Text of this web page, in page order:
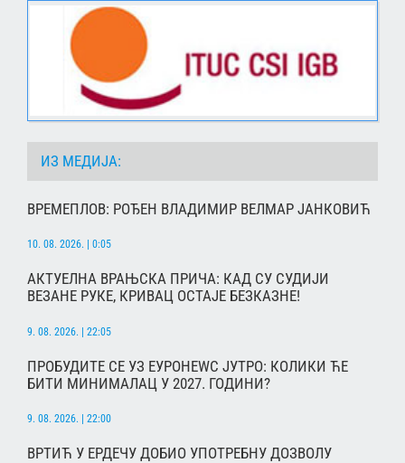
ИЗ МЕДИЈА:
ВРЕМЕПЛОВ: РОЂЕН ВЛАДИМИР ВЕЛМАР ЈАНКОВИЋ
10. 08. 2026. | 0:05
АКТУЕЛНА ВРАЊСКА ПРИЧА: КАД СУ СУДИЈИ
ВЕЗАНЕ РУКЕ, КРИВАЦ ОСТАЈЕ БЕЗКАЗНЕ!
9. 08. 2026. | 22:05
ПРОБУДИТЕ СЕ УЗ ЕУРОНЕWС ЈУТРО: КОЛИКИ ЋЕ
БИТИ МИНИМАЛАЦ У 2027. ГОДИНИ?
9. 08. 2026. | 22:00
ВРТИЋ У ЕРДЕЧУ ДОБИО УПОТРЕБНУ ДОЗВОЛУ